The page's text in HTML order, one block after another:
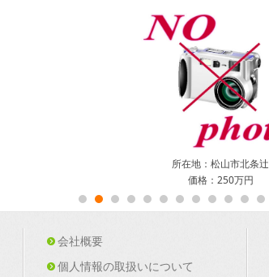
所在地：松山市北条辻
価格：250万円
会社概要
個人情報の取扱いについて